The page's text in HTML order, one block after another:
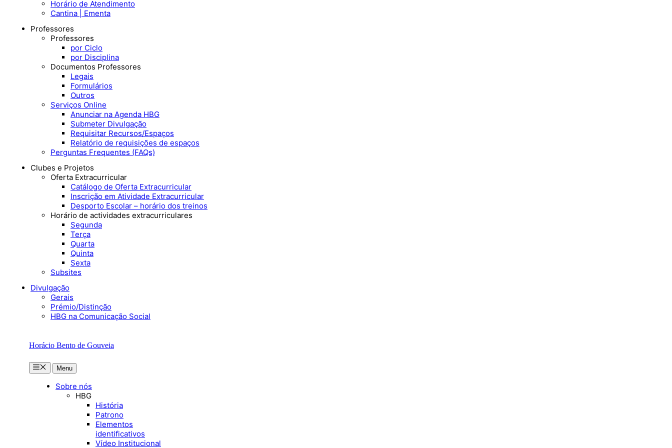
Horário de Atendimento
Cantina | Ementa
Professores
Professores
por Ciclo
por Disciplina
Documentos Professores
Legais
Formulários
Outros
Serviços Online
Anunciar na Agenda HBG
Submeter Divulgação
Requisitar Recursos/Espaços
Relatório de requisições de espaços
Perguntas Frequentes (FAQs)
Clubes e Projetos
Oferta Extracurricular
Catálogo de Oferta Extracurricular
Inscrição em Atividade Extracurricular
Desporto Escolar – horário dos treinos
Horário de actividades extracurriculares
Segunda
Terça
Quarta
Quinta
Sexta
Subsites
Divulgação
Gerais
Prémio/Distinção
HBG na Comunicação Social
Horácio Bento de Gouveia
MenuMenu
Sobre nós
HBG
História
Patrono
Elementos
identificativos
Vídeo Institucional